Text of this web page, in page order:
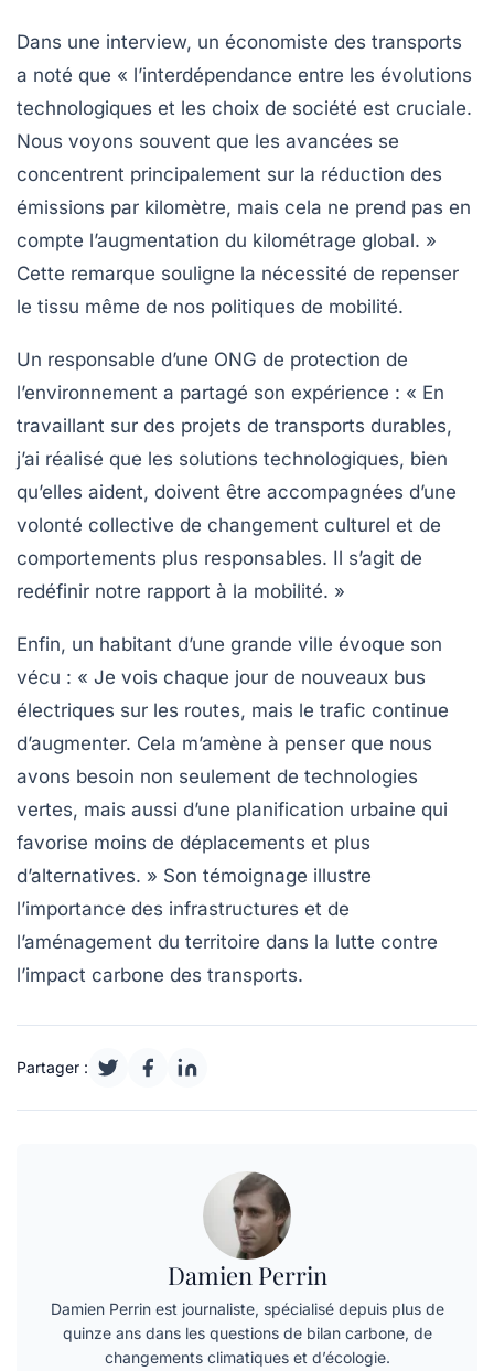
Dans une interview, un économiste des transports
a noté que « l’interdépendance entre les évolutions
technologiques et les choix de société est cruciale.
Nous voyons souvent que les avancées se
concentrent principalement sur la réduction des
émissions par kilomètre, mais cela ne prend pas en
compte l’augmentation du kilométrage global. »
Cette remarque souligne la nécessité de repenser
le tissu même de nos politiques de mobilité.
Un responsable d’une ONG de protection de
l’environnement a partagé son expérience : « En
travaillant sur des projets de transports durables,
j’ai réalisé que les solutions technologiques, bien
qu’elles aident, doivent être accompagnées d’une
volonté collective de changement culturel et de
comportements plus responsables. Il s’agit de
redéfinir notre rapport à la mobilité. »
Enfin, un habitant d’une grande ville évoque son
vécu : « Je vois chaque jour de nouveaux bus
électriques sur les routes, mais le trafic continue
d’augmenter. Cela m’amène à penser que nous
avons besoin non seulement de technologies
vertes, mais aussi d’une planification urbaine qui
favorise moins de déplacements et plus
d’alternatives. » Son témoignage illustre
l’importance des infrastructures et de
l’aménagement du territoire dans la lutte contre
l’impact carbone des transports.
Partager :
Damien Perrin
Damien Perrin est journaliste, spécialisé depuis plus de
quinze ans dans les questions de bilan carbone, de
changements climatiques et d’écologie.